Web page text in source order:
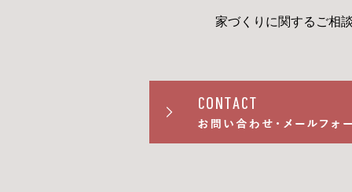
家づくりに関するご相